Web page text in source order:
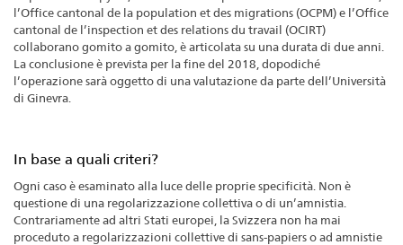
l’Office cantonal de la population et des migrations (OCPM) e l’Office
cantonal de l’inspection et des relations du travail (OCIRT)
collaborano gomito a gomito, è articolata su una durata di due anni.
La conclusione è prevista per la fine del 2018, dopodiché
l’operazione sarà oggetto di una valutazione da parte dell’Università
di Ginevra.
In base a quali criteri?
Ogni caso è esaminato alla luce delle proprie specificità. Non è
questione di una regolarizzazione collettiva o di un’amnistia.
Contrariamente ad altri Stati europei, la Svizzera non ha mai
proceduto a regolarizzazioni collettive di sans-papiers o ad amnistie